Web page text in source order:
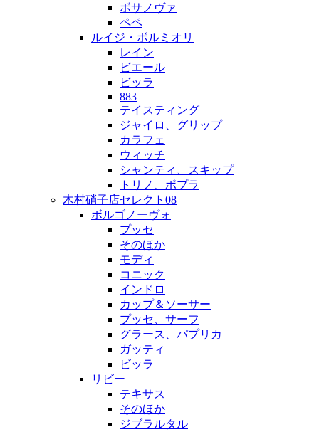
ボサノヴァ
ペペ
ルイジ・ボルミオリ
レイン
ビエール
ビッラ
883
テイスティング
ジャイロ、グリップ
カラフェ
ウィッチ
シャンティ、スキップ
トリノ、ポプラ
木村硝子店セレクト08
ボルゴノーヴォ
プッセ
そのほか
モディ
コニック
インドロ
カップ＆ソーサー
プッセ、サーフ
グラース、パプリカ
ガッティ
ビッラ
リビー
テキサス
そのほか
ジブラルタル